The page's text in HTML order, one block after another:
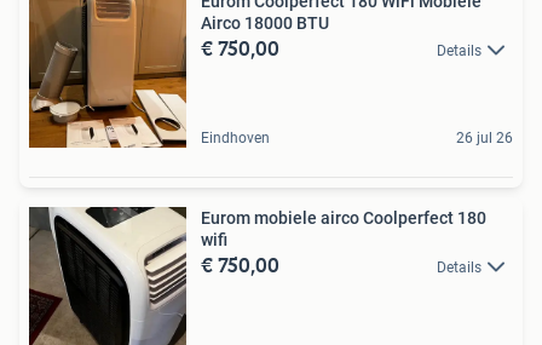
Airco 18000 BTU
€ 750,00 Details
Eindhoven 26 jul 26
Eurom mobiele airco Coolperfect 180
wifi
€ 750,00 Details